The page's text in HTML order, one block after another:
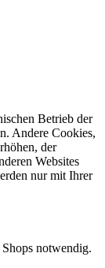
Betrieb der
Andere Cookies,
der
Websites
nur mit Ihrer
notwendig.